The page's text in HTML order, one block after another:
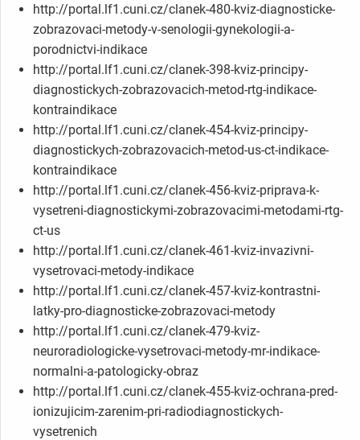
http://portal.lf1.cuni.cz/clanek-480-kviz-diagnosticke-
zobrazovaci-metody-v-senologii-gynekologii-a-
porodnictvi-indikace
http://portal.lf1.cuni.cz/clanek-398-kviz-principy-
diagnostickych-zobrazovacich-metod-rtg-indikace-
kontraindikace
http://portal.lf1.cuni.cz/clanek-454-kviz-principy-
diagnostickych-zobrazovacich-metod-us-ct-indikace-
kontraindikace
http://portal.lf1.cuni.cz/clanek-456-kviz-priprava-k-
vysetreni-diagnostickymi-zobrazovacimi-metodami-rtg-
ct-us
http://portal.lf1.cuni.cz/clanek-461-kviz-invazivni-
vysetrovaci-metody-indikace
http://portal.lf1.cuni.cz/clanek-457-kviz-kontrastni-
latky-pro-diagnosticke-zobrazovaci-metody
http://portal.lf1.cuni.cz/clanek-479-kviz-
neuroradiologicke-vysetrovaci-metody-mr-indikace-
normalni-a-patologicky-obraz
http://portal.lf1.cuni.cz/clanek-455-kviz-ochrana-pred-
ionizujicim-zarenim-pri-radiodiagnostickych-
vysetrenich